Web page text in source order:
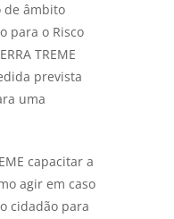
de âmbito
para o Risco
TREME
prevista
uma
capacitar a
agir em caso
cidadão para